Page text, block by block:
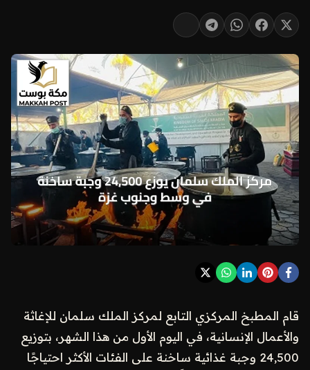
قام المطبخ المركزي التابع لمركز الملك سلمان للإغاثة
والأعمال الإنسانية، في اليوم الأول من هذا الشهر، بتوزيع
24,500 وجبة غذائية ساخنة على الفئات الأكثر احتياجًا